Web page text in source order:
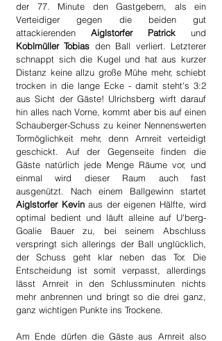
der 77. Minute den Gastgebern, als ein
Verteidiger gegen die beiden gut
attackierenden Aiglstorfer Patrick
Koblmüller Tobias den Ball verliert. Letzterer
schnappt sich die Kugel und hat aus kurzer
Distanz keine allzu große Mühe mehr, schiebt
trocken in die lange Ecke - damit steht's 3:2
aus Sicht der Gäste! Ulrichsberg wirft darauf
hin alles nach Vorne, kommt aber bis auf einen
Schauberger-Schuss zu keiner Nennenswerten
Tormöglichkeit mehr, denn Arnreit verteidigt
geschickt. Auf der Gegenseite finden die
Gäste natürlich jede Menge Räume vor, und
einmal wird dieser Raum auch fast
Aiglstorfer Kevin aus der eigenen Hälfte, wird
optimal bedient und läuft alleine auf U'berg-
Goalie Bauer zu, bei seinem Abschluss
verspringt sich allerings der Ball unglücklich,
der Schuss geht klar neben das Tor. Die
Entscheidung ist somit verpasst, allerdings
lässt Arnreit in den Schlussminuten nichts
mehr anbrennen und bringt so die drei ganz,
ganz wichtigen Punkte ins Trockene.
Am Ende dürfen die Gäste aus Arnreit also